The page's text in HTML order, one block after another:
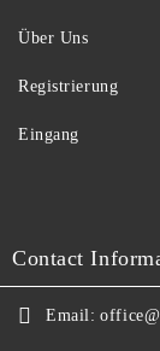
Über Uns
Registrierung
Eingang
Contact
Email: